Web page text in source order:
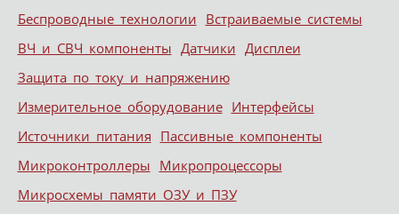
Беспроводные технологии Встраиваемые системы
ВЧ и СВЧ компоненты Датчики Дисплеи
Защита по току и напряжению
Измерительное оборудование Интерфейсы
Источники питания Пассивные компоненты
Микроконтроллеры Микропроцессоры
Микросхемы памяти ОЗУ и ПЗУ